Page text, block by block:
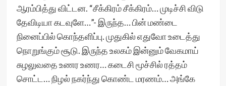
ஆரம்பித்து விட்டன. “சீக்கிரம் சீக்கிரம்… முடிச்சி விடு
தேவிடியா கடவுளே…”- இருந்த… பின் மண்டை
நினைப்பில் கொந்தளிப்பு. முதுகில் எதுவோ உடைத்து
நொறுங்கும் சூடு. இருந்த உலகம் இன்னும் வேகமாய்
சுழலுவதை உணர உணர… கடைசி மூச்சில் ரத்தம்
சொட்ட… நிழல் நகர்ந்து கொண்ட மரணம்… அங்கே